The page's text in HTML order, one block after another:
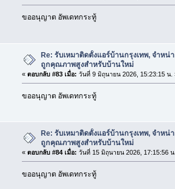
ขออนุญาต อัพเดทกระทู้
Re: รับเหมาติดตั้งแอร์บ้านกรุงเทพ, จำหน่
ถูกคุณภาพสูงสำหรับบ้านใหม่
« ตอบกลับ #83 เมื่อ: วันที่ 9 มิถุนายน 2026, 15:23:15 น.
ขออนุญาต อัพเดทกระทู้
Re: รับเหมาติดตั้งแอร์บ้านกรุงเทพ, จำหน่
ถูกคุณภาพสูงสำหรับบ้านใหม่
« ตอบกลับ #84 เมื่อ: วันที่ 15 มิถุนายน 2026, 17:15:56 น
ขออนุญาต อัพเดทกระทู้